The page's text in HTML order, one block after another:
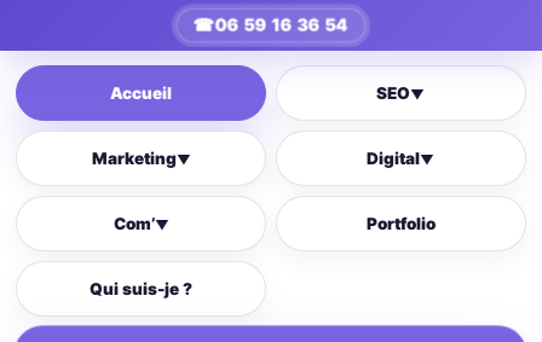
☎06 59 16 36 54
Accueil SEO▼
Marketing▼ Digital▼
Com’▼ Portfolio
Qui suis-je ?